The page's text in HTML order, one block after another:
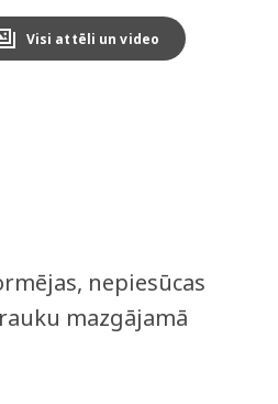
Visi attēli un video
nepiesūcas
mazgājamā